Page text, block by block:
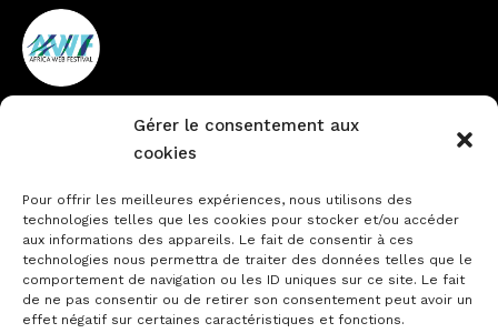
Gérer le consentement aux
cookies
Pour offrir les meilleures expériences, nous utilisons des
technologies telles que les cookies pour stocker et/ou accéder
aux informations des appareils. Le fait de consentir à ces
technologies nous permettra de traiter des données telles que le
comportement de navigation ou les ID uniques sur ce site. Le fait
de ne pas consentir ou de retirer son consentement peut avoir un
effet négatif sur certaines caractéristiques et fonctions.
Vieux Cocody non loin de la
Technique
Contactez-nous
Notre actualité